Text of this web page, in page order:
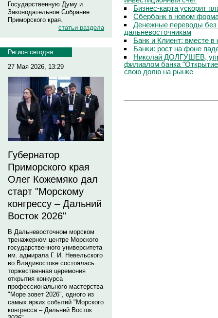
Государственную Думу и
Законодательное Собрание
Приморского края.
статьи раздела
Регион сегодня
27 Мая 2026, 13:29
Губернатор
Приморского края
Олег Кожемяко дал
старт "Морскому
конгрессу – Дальний
Восток 2026"
В Дальневосточном морском
тренажерном центре Морского
государственного университета
им. адмирала Г. И. Невельского
во Владивостоке состоялась
торжественная церемония
открытия конкурса
профессионального мастерства
"Море зовет 2026", одного из
самых ярких событий "Морского
конгресса – Дальний Восток
Бизнес-карта ускорит
Сбербанк в новом
Денежные переводы без
дальневосточникам
Банк и Клиент: вместе в
Банки: рост на фоне
Николай ДОЛГУШЕВ,
филиалом банка
свою долю на рынке